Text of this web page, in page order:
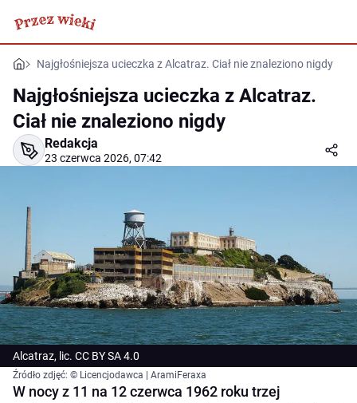
Najgłośniejsza ucieczka z Alcatraz. Ciał nie znaleziono nigdy
Najgłośniejsza ucieczka z Alcatraz.
Ciał nie znaleziono nigdy
Redakcja
23 czerwca 2026, 07:42
Alcatraz, lic. CC BY SA 4.0
Źródło zdjęć: © Licencjodawca | AramiFeraxa
W nocy z 11 na 12 czerwca 1962 roku trzej